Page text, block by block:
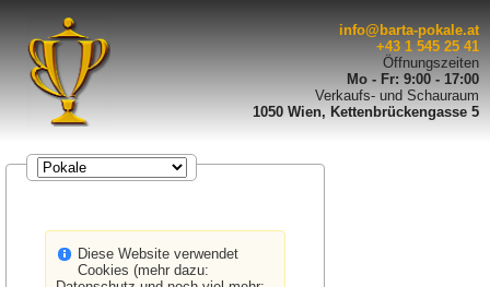
info@barta-pokale.at
+43 1 545 25 41
Öffnungszeiten
Mo - Fr: 9:00 - 17:00
Verkaufs- und Schauraum
1050 Wien, Kettenbrückengasse 5
Diese Website verwendet
Cookies (mehr dazu: